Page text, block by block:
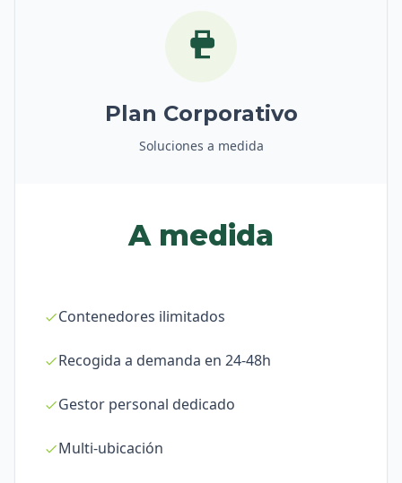
Plan Corporativo
Soluciones a medida
A medida
Contenedores ilimitados
Recogida a demanda en 24-48h
Gestor personal dedicado
Multi-ubicación